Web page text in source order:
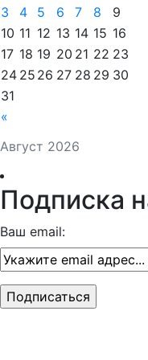
Август 2026
«
3
4 5 6 7 8
9
10 11 12 13 14 15 16
17 18 19 20 21 22 23
24 25 26 27 28 29 30
31
Подписка
Ваш email: